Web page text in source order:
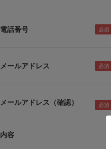
電話番号
メールアドレス
メールアドレス（確認）
内容